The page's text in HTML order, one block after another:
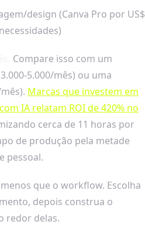
design (Canva Pro por US$
Compare isso com um
5.000/mês) ou uma
Marcas que investem em
IA relatam ROI de 420% no
cerca de 11 horas por
de produção pela metade
pessoal.
que o workflow. Escolha
depois construa o
redor delas.